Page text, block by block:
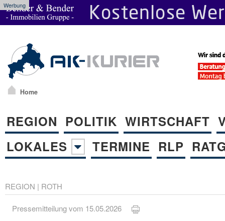
Werbung
Home
REGION POLITIK WIRTSCHAFT
LOKALES
TERMINE RLP
REGION | ROTH
Pressemitteilung vom 15.05.2026